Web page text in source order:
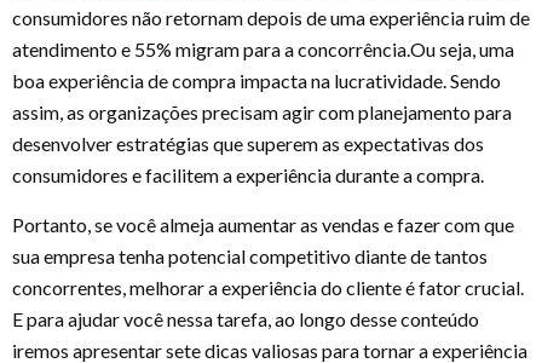
consumidores não retornam depois de uma experiência ruim de
atendimento e 55% migram para a concorrência.Ou seja, uma
boa experiência de compra impacta na lucratividade. Sendo
assim, as organizações precisam agir com planejamento para
desenvolver estratégias que superem as expectativas dos
consumidores e facilitem a experiência durante a compra.
Portanto, se você almeja aumentar as vendas e fazer com que
sua empresa tenha potencial competitivo diante de tantos
concorrentes, melhorar a experiência do cliente é fator crucial.
E para ajudar você nessa tarefa, ao longo desse conteúdo
iremos apresentar sete dicas valiosas para tornar a experiência